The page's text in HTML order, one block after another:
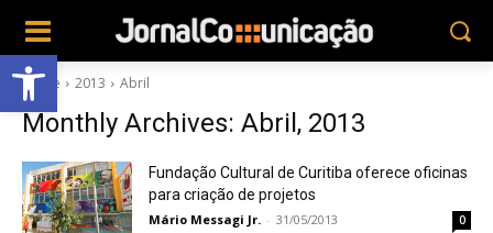
Abrir a barra de ferramentas
Home 2013 Abril
Monthly Archives: Abril, 2013
Fundação Cultural de Curitiba oferece oficinas
para criação de projetos
Mário Messagi Jr. - 31/05/2013 0